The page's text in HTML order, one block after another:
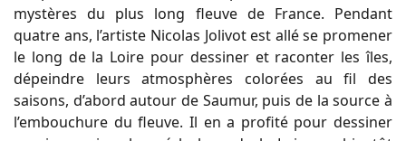
mystères du plus long fleuve de France. Pendant
quatre ans, l’artiste Nicolas Jolivot est allé se promener
le long de la Loire pour dessiner et raconter les îles,
dépeindre leurs atmosphères colorées au fil des
saisons, d’abord autour de Saumur, puis de la source à
l’embouchure du fleuve. Il en a profité pour dessiner